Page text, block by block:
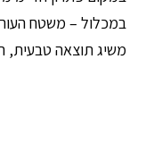
במכלול – משטח
משיג תוצאה טבעית,